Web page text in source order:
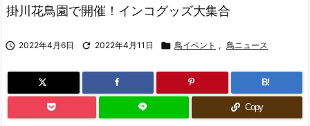
掛川花鳥園で開催！インコグッズ大集合
 2022年4月6日  2022年4月11日  鳥イベント , 鳥ニュース
B!
Copy